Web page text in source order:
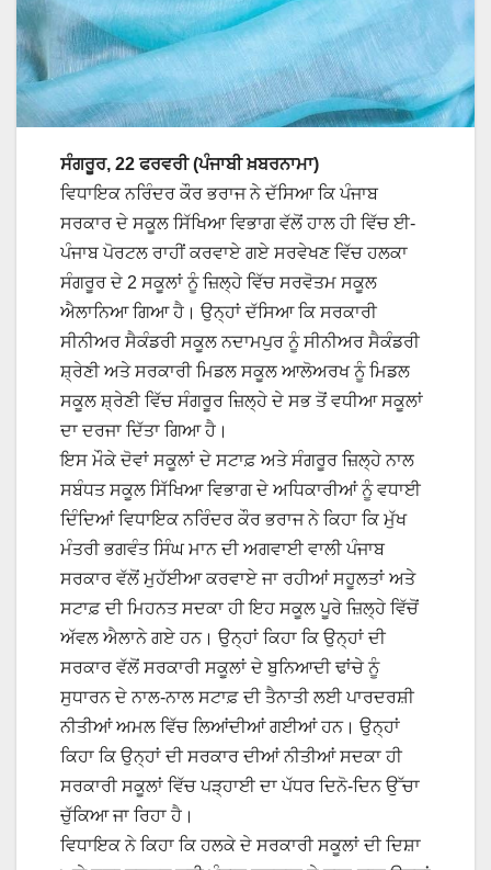
ਸੰਗਰੂਰ, 22 ਫਰਵਰੀ (ਪੰਜਾਬੀ ਖ਼ਬਰਨਾਮਾ)
ਵਿਧਾਇਕ ਨਰਿੰਦਰ ਕੌਰ ਭਰਾਜ ਨੇ ਦੱਸਿਆ ਕਿ ਪੰਜਾਬ
ਸਰਕਾਰ ਦੇ ਸਕੂਲ ਸਿੱਖਿਆ ਵਿਭਾਗ ਵੱਲੋਂ ਹਾਲ ਹੀ ਵਿੱਚ ਈ-
ਪੰਜਾਬ ਪੋਰਟਲ ਰਾਹੀਂ ਕਰਵਾਏ ਗਏ ਸਰਵੇਖਣ ਵਿੱਚ ਹਲਕਾ
ਸੰਗਰੂਰ ਦੇ 2 ਸਕੂਲਾਂ ਨੂੰ ਜ਼ਿਲ੍ਹੇ ਵਿੱਚ ਸਰਵੋਤਮ ਸਕੂਲ
ਐਲਾਨਿਆ ਗਿਆ ਹੈ। ਉਨ੍ਹਾਂ ਦੱਸਿਆ ਕਿ ਸਰਕਾਰੀ
ਸੀਨੀਅਰ ਸੈਕੰਡਰੀ ਸਕੂਲ ਨਦਾਮਪੁਰ ਨੂੰ ਸੀਨੀਅਰ ਸੈਕੰਡਰੀ
ਸ਼੍ਰੇਣੀ ਅਤੇ ਸਰਕਾਰੀ ਮਿਡਲ ਸਕੂਲ ਆਲੋਅਰਖ ਨੂੰ ਮਿਡਲ
ਸਕੂਲ ਸ਼੍ਰੇਣੀ ਵਿੱਚ ਸੰਗਰੂਰ ਜ਼ਿਲ੍ਹੇ ਦੇ ਸਭ ਤੋਂ ਵਧੀਆ ਸਕੂਲਾਂ
ਦਾ ਦਰਜਾ ਦਿੱਤਾ ਗਿਆ ਹੈ।
ਇਸ ਮੌਕੇ ਦੋਵਾਂ ਸਕੂਲਾਂ ਦੇ ਸਟਾਫ਼ ਅਤੇ ਸੰਗਰੂਰ ਜ਼ਿਲ੍ਹੇ ਨਾਲ
ਸਬੰਧਤ ਸਕੂਲ ਸਿੱਖਿਆ ਵਿਭਾਗ ਦੇ ਅਧਿਕਾਰੀਆਂ ਨੂੰ ਵਧਾਈ
ਦਿੰਦਿਆਂ ਵਿਧਾਇਕ ਨਰਿੰਦਰ ਕੌਰ ਭਰਾਜ ਨੇ ਕਿਹਾ ਕਿ ਮੁੱਖ
ਮੰਤਰੀ ਭਗਵੰਤ ਸਿੰਘ ਮਾਨ ਦੀ ਅਗਵਾਈ ਵਾਲੀ ਪੰਜਾਬ
ਸਰਕਾਰ ਵੱਲੋਂ ਮੁਹੱਈਆ ਕਰਵਾਏ ਜਾ ਰਹੀਆਂ ਸਹੂਲਤਾਂ ਅਤੇ
ਸਟਾਫ਼ ਦੀ ਮਿਹਨਤ ਸਦਕਾ ਹੀ ਇਹ ਸਕੂਲ ਪੂਰੇ ਜ਼ਿਲ੍ਹੇ ਵਿੱਚੋਂ
ਅੱਵਲ ਐਲਾਨੇ ਗਏ ਹਨ। ਉਨ੍ਹਾਂ ਕਿਹਾ ਕਿ ਉਨ੍ਹਾਂ ਦੀ
ਸਰਕਾਰ ਵੱਲੋਂ ਸਰਕਾਰੀ ਸਕੂਲਾਂ ਦੇ ਬੁਨਿਆਦੀ ਢਾਂਚੇ ਨੂੰ
ਸੁਧਾਰਨ ਦੇ ਨਾਲ-ਨਾਲ ਸਟਾਫ਼ ਦੀ ਤੈਨਾਤੀ ਲਈ ਪਾਰਦਰਸ਼ੀ
ਨੀਤੀਆਂ ਅਮਲ ਵਿੱਚ ਲਿਆਂਦੀਆਂ ਗਈਆਂ ਹਨ। ਉਨ੍ਹਾਂ
ਕਿਹਾ ਕਿ ਉਨ੍ਹਾਂ ਦੀ ਸਰਕਾਰ ਦੀਆਂ ਨੀਤੀਆਂ ਸਦਕਾ ਹੀ
ਸਰਕਾਰੀ ਸਕੂਲਾਂ ਵਿੱਚ ਪੜ੍ਹਾਈ ਦਾ ਪੱਧਰ ਦਿਨੋ-ਦਿਨ ਉੱਚਾ
ਚੁੱਕਿਆ ਜਾ ਰਿਹਾ ਹੈ।
ਵਿਧਾਇਕ ਨੇ ਕਿਹਾ ਕਿ ਹਲਕੇ ਦੇ ਸਰਕਾਰੀ ਸਕੂਲਾਂ ਦੀ ਦਿਸ਼ਾ